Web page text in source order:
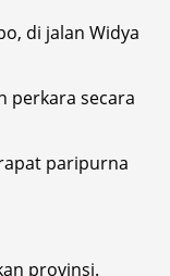
di jalan Widya
perkara secara
paripurna
provinsi.